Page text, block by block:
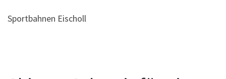
Sportbahnen Eischoll